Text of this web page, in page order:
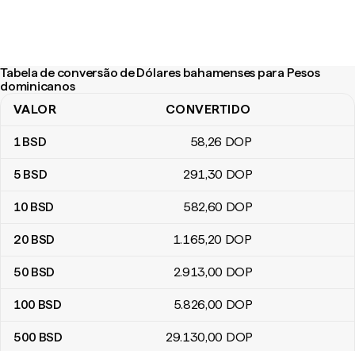
Tabela de conversão de Dólares bahamenses para Pesos
dominicanos
Tabela de conversão de Dólares bahamenses para Pesos
VALOR CONVERTIDO
1BSD 58,26 DOP
5 BSD 291,30 DOP
10 BSD 582,60 DOP
20 BSD 1.165,20 DOP
50 BSD 2.913,00 DOP
100 BSD 5.826,00 DOP
500 BSD 29.130,00 DOP